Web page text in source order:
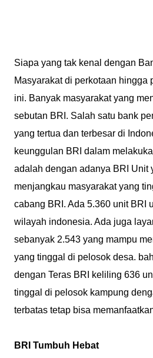
Siapa yang tak kenal dengan
Masyarakat di perkotaan hingga
ini. Banyak masyarakat yang
sebutan BRI. Salah satu bank
yang tertua dan terbesar di
keunggulan BRI dalam
adalah dengan adanya BRI Unit
menjangkau masyarakat yang
cabang BRI. Ada 5.360 unit BRI
wilayah indonesia. Ada juga
sebanyak 2.543 yang mampu
yang tinggal di pelosok desa.
dengan Teras BRI keliling 636
tinggal di pelosok kampung
terbatas tetap bisa
BRI Tumbuh Hebat